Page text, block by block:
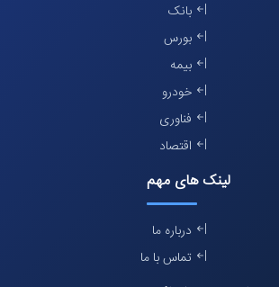
بانک
بورس
بیمه
خودرو
فناوری
اقتصاد
لینک های مهم
درباره ما
تماس با ما